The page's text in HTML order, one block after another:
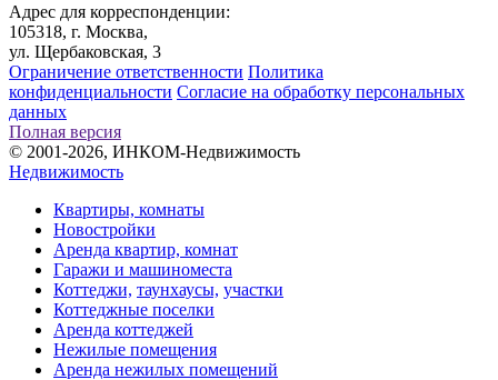
Адрес для корреспонденции:
105318, г. Москва,
ул. Щербаковская, 3
Ограничение ответственности Политика
конфиденциальности Согласие на обработку персональных
данных
Полная версия
© 2001-2026, ИНКОМ-Недвижимость
Недвижимость
Квартиры, комнаты
Новостройки
Аренда квартир, комнат
Гаражи и машиноместа
Коттеджи, таунхаусы, участки
Коттеджные поселки
Аренда коттеджей
Нежилые помещения
Аренда нежилых помещений